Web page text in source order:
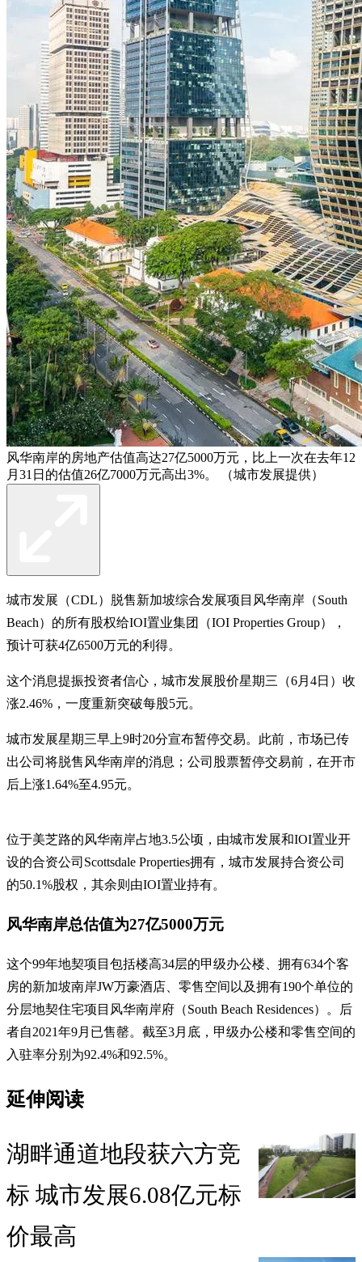
风华南岸的房地产估值高达27亿5000万元，比上一次在去年12
月31日的估值26亿7000万元高出3%。 （城市发展提供）
城市发展（CDL）脱售新加坡综合发展项目风华南岸（South
Beach）的所有股权给IOI置业集团（IOI Properties Group），
预计可获4亿6500万元的利得。
这个消息提振投资者信心，城市发展股价星期三（6月4日）收
涨2.46%，一度重新突破每股5元。
城市发展星期三早上9时20分宣布暂停交易。此前，市场已传
出公司将脱售风华南岸的消息；公司股票暂停交易前，在开市
后上涨1.64%至4.95元。
位于美芝路的风华南岸占地3.5公顷，由城市发展和IOI置业开
设的合资公司Scottsdale Properties拥有，城市发展持合资公司
的50.1%股权，其余则由IOI置业持有。
风华南岸总估值为27亿5000万元
这个99年地契项目包括楼高34层的甲级办公楼、拥有634个客
房的新加坡南岸JW万豪酒店、零售空间以及拥有190个单位的
分层地契住宅项目风华南岸府（South Beach Residences）。后
者自2021年9月已售罄。截至3月底，甲级办公楼和零售空间的
入驻率分别为92.4%和92.5%。
延伸阅读
湖畔通道地段获六方竞
标 城市发展6.08亿元标
价最高